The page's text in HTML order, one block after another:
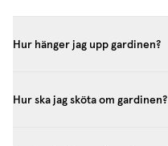
Hur hänger jag upp gardinen?
Hur ska jag sköta om gardinen?